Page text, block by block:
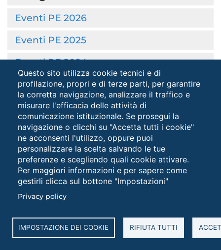
Questo sito utilizza cookie tecnici e di
profilazione, propri e di terze parti, per garantire
la corretta navigazione, analizzare il traffico e
misurare l'efficacia delle attività di
comunicazione istituzionale. Se prosegui la
navigazione o clicchi su "Accetta tutti i cookie"
ne acconsenti l'utilizzo, oppure puoi
personalizzare la scelta salvando le tue
preferenze e scegliendo quali cookie attivare.
Per maggiori informazioni e per sapere come
gestirli clicca sul bottone "Impostazioni"
Privacy policy
IMPOSTAZIONE DEI COOKIE RIFIUTA TUTTI
Eventi PE 2026
Eventi PE 2025
Eventi PE 2024
Eventi PE 2023
Eventi PE 2022
Eventi PE 2021
Eventi PE anni precedenti
Maths Challenge
FOOTER
NORMATIVA
Albo online
Cookies
settings